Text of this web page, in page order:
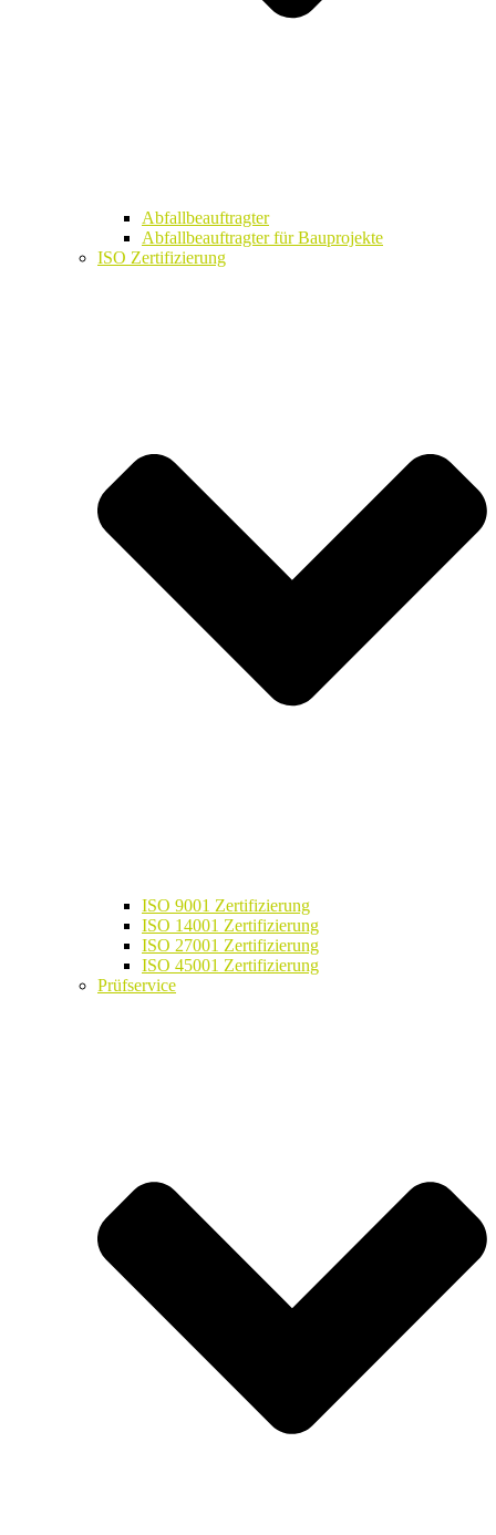
Abfallbeauftragter
Abfallbeauftragter für Bauprojekte
ISO Zertifizierung
ISO 9001 Zertifizierung
ISO 14001 Zertifizierung
ISO 27001 Zertifizierung
ISO 45001 Zertifizierung
Prüfservice